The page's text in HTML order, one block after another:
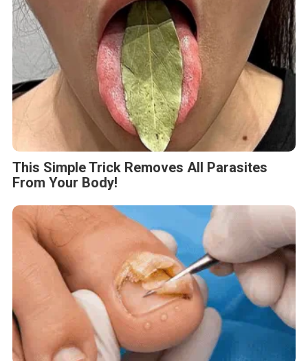
This Simple Trick Removes All Parasites
From Your Body!